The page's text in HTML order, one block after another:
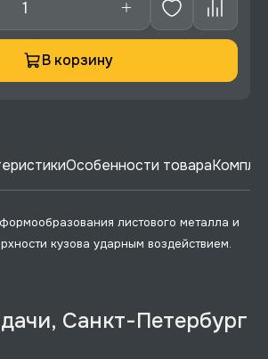
В корзину
Особенности товара
листового металла и
кузова удар­ным воздействием.
Санкт-Петербург